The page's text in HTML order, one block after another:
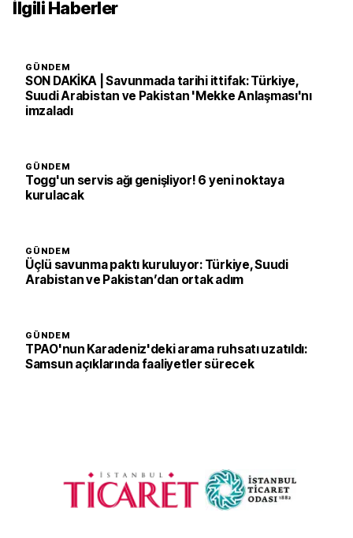
İlgili Haberler
GÜNDEM
SON DAKİKA | Savunmada tarihi ittifak: Türkiye,
Suudi Arabistan ve Pakistan 'Mekke Anlaşması'nı
imzaladı
GÜNDEM
Togg'un servis ağı genişliyor! 6 yeni noktaya
kurulacak
GÜNDEM
Üçlü savunma paktı kuruluyor: Türkiye, Suudi
Arabistan ve Pakistan’dan ortak adım
GÜNDEM
TPAO'nun Karadeniz'deki arama ruhsatı uzatıldı:
Samsun açıklarında faaliyetler sürecek